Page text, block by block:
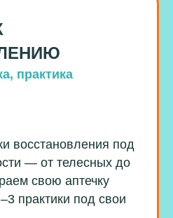
практика
восстановления под
— от телесных до
свою аптечку
практики под свои